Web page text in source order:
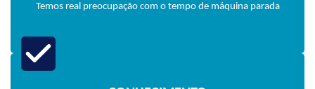
Temos real preocupação com o tempo de máquina parada